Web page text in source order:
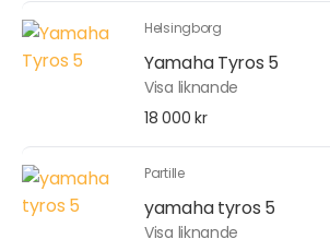
Helsingborg
Yamaha Tyros 5
Visa liknande
18 000 kr
Partille
yamaha tyros 5
Visa liknande